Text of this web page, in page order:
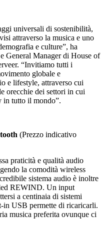
universali di sostenibilità,
attraverso la musica e uno
e culture”, ha
General Manager di House of
“Invitiamo tutti i
globale e
e lifestyle, attraverso cui
orecchie dei settori in cui
in tutto il mondo”.
(Prezzo indicativo
praticità e qualità audio
la comodità wireless
sistema audio è inoltre
REWIND. Un input
a centinaia di sistemi
in USB permette di ricaricarli.
musica preferita ovunque ci